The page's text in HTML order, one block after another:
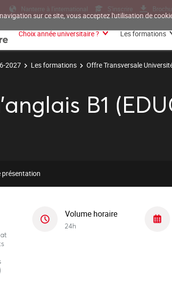
sur ce site, vous acceptez l'utilisation de
Nanterre à l'international S'inscrire
Choix année universitaire ? Les formations
2027 Les formations Offre Transversale
B1
présentation
Volume horaire
24h